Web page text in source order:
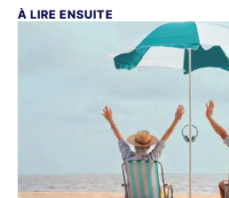
À LIRE ENSUITE